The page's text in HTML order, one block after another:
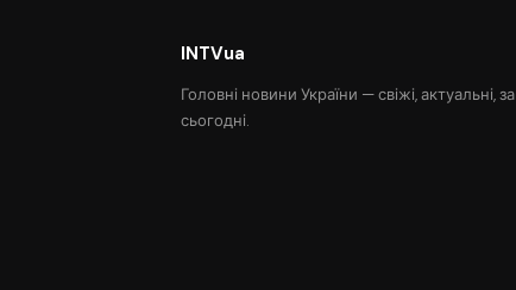
INTVua
Головні новини України — свіжі, актуальні, за
сьогодні.